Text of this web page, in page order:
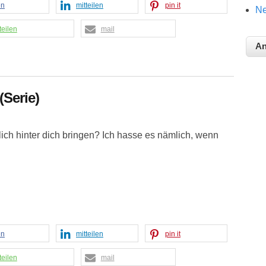
mitteilen pin it
mail
hinter dich bringen? Ich hasse es nämlich, wenn
mitteilen pin it
mail